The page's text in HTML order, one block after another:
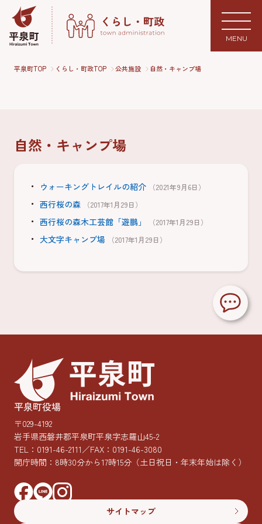
MENU
平泉町TOP くらし・町政TOP 公共施設 自然・キャンプ場
自然・キャンプ場
ウォーキングトレイルの紹介 （2021年9月6日）
西行桜の森 （2017年1月29日）
西行桜の森木工芸館「遊鵬」 （2017年1月29日）
大文字キャンプ場 （2017年1月29日）
平泉町役場
〒029-4192
岩手県西磐井郡平泉町平泉字志羅山45-2
TEL： 0191-46-2111／FAX：0191-46-3080
開庁時間：8時30分から17時15分 （土日祝日・年末年始は除く）
サイトマップ